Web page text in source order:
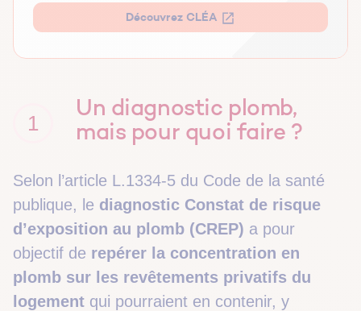
Découvrez CLÉA
1
Un diagnostic plomb,
mais pour quoi faire ?
Selon l’article L.1334-5 du Code de la santé
publique, le diagnostic Constat de risque
d’exposition au plomb (CREP) a pour
objectif de repérer la concentration en
plomb sur les revêtements privatifs du
logement qui pourraient en contenir, y